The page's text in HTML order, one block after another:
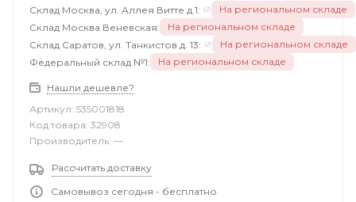
Склад Москва, ул. Аллея Витте д.1:
На региональном складе
Склад Москва Веневская:
На региональном складе
Склад Саратов, ул. Танкистов д. 13:
На региональном складе
Федеральный склад №1:
На региональном складе
Нашли дешевле?
Артикул: 535001818
Код товара: 32908
Производитель: —
Рассчитать доставку
Самовывоз сегодня - бесплатно